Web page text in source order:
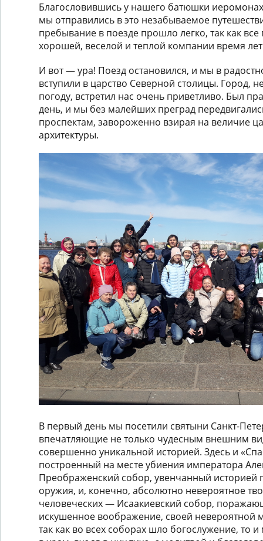
Благословившись у нашего батюшки
мы отправились в это незабываемое
пребывание в поезде прошло легко, так как
хорошей, веселой и теплой компании время
И вот — ура! Поезд остановился, и мы в
вступили в царство Северной столицы. Город,
погоду, встретил нас очень приветливо. Был
день, и мы без малейших преград
проспектам, завороженно взирая на величие
архитектуры.
В первый день мы посетили святыни Санкт-
впечатляющие не только чудесным внешним
совершенно уникальной историей. Здесь и
построенный на месте убиения императора
Преображенский собор, увенчанный историей
оружия, и, конечно, абсолютно невероятное
человеческих — Исаакиевский собор,
искушенное воображение, своей
так как во всех соборах шло богослужение, то